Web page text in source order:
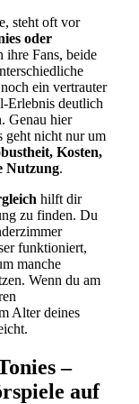
steht oft vor
oder
ihre Fans, beide
ein vertrauter
Erlebnis deutlich
Genau hier
geht nicht nur um
Kosten,
Nutzung.
hilft dir
zu finden. Du
funktioniert,
manche
Wenn du am
Alter deines
–
auf